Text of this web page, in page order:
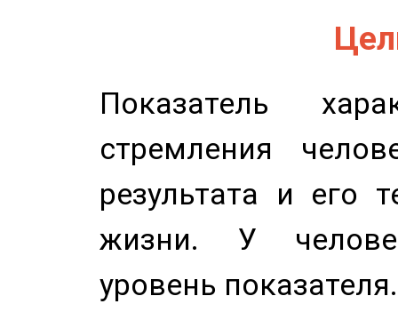
Показатель
стремления
результата и его
жизни. У
уровень показателя.